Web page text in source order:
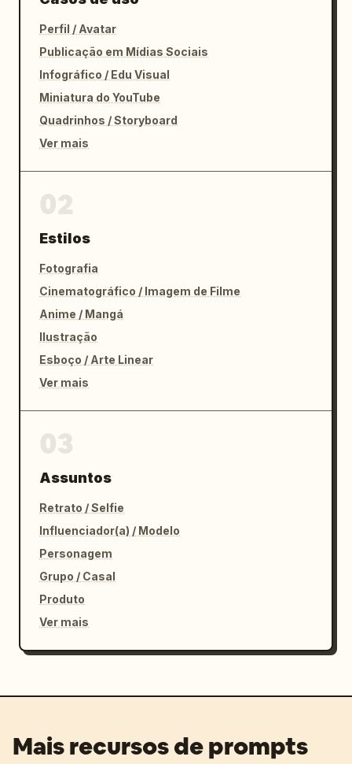
Perfil / Avatar
Publicação em Mídias Sociais
Infográfico / Edu Visual
Miniatura do YouTube
Quadrinhos / Storyboard
Ver mais
Estilos
Fotografia
Cinematográfico / Imagem de Filme
Anime / Mangá
Ilustração
Esboço / Arte Linear
Ver mais
Assuntos
Retrato / Selfie
Influenciador(a) / Modelo
Personagem
Grupo / Casal
Produto
Ver mais
Mais recursos de prompts